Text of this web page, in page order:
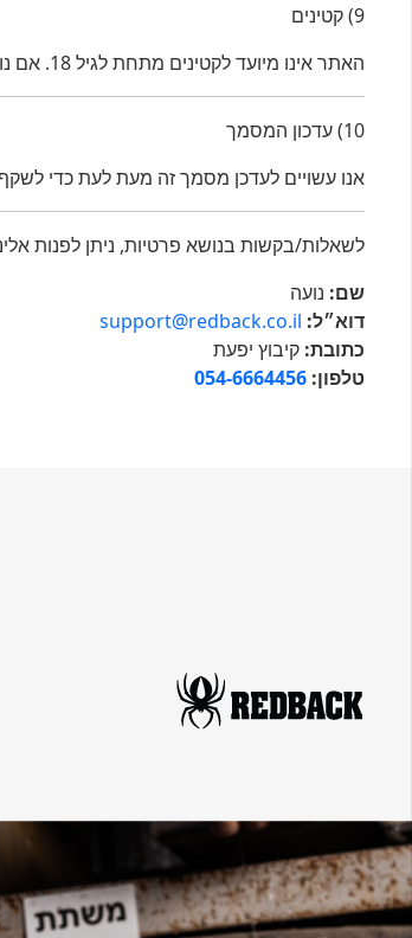
9) קטינים
האתר אינו מיועד לקטינים מתחת לגיל 18. אם נודע לנו על איסוף לא מכוון של מידע לגבי קטין, נפעל למחיקתו.
10) עדכון המסמך
אנו עשויים לעדכן מסמך זה מעת לעת כדי
לשאלות/בקשות בנושא פרטיות, ניתן לפנות
שם: נועה
דוא״ל: support@redback.co.il
כתובת: קיבוץ יפעת
טלפון: 054-6664456